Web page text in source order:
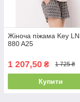
Жіноча піжама Key
880 A25
1 207,50 ₴ 1 725 ₴
Купити